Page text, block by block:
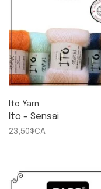
Ito Yarn
Ito - Sensai
23,50$CA